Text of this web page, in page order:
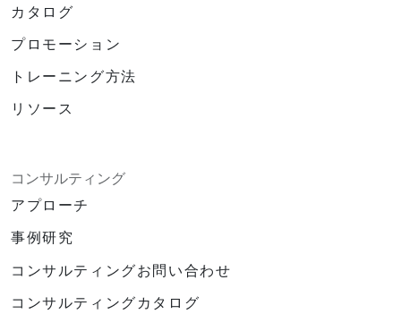
カタログ
プロモーション
トレーニング方法
リソース
コンサルティング
アプローチ
事例研究
コンサルティングお問い合わせ
コンサルティングカタログ